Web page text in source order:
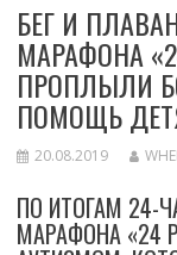
БЕГ И
МАРАФОНА
ПРОПЛЫЛИ
ПОМОЩЬ
20.08.2019
ПО ИТОГАМ 24-
МАРАФОНА «24